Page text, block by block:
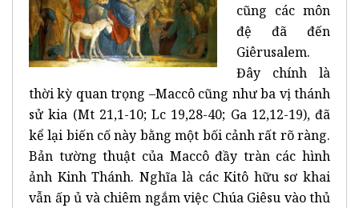
cũng các môn
đệ đã đến
Giêrusalem.
Đây chính là
thời kỳ quan trọng –Maccô cũng như ba vị thánh
sử kia (Mt 21,1-10; Lc 19,28-40; Ga 12,12-19), đã
kể lại biến cố này bằng một bối cảnh rất rõ ràng.
Bản tường thuật của Maccô đầy tràn các hình
ảnh Kinh Thánh. Nghĩa là các Kitô hữu sơ khai
vẫn ấp ủ và chiêm ngắm việc Chúa Giêsu vào thủ